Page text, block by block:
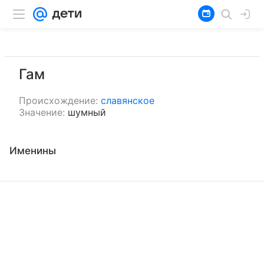
Гам
Происхождение: славянское
Значение: шумный
Именины